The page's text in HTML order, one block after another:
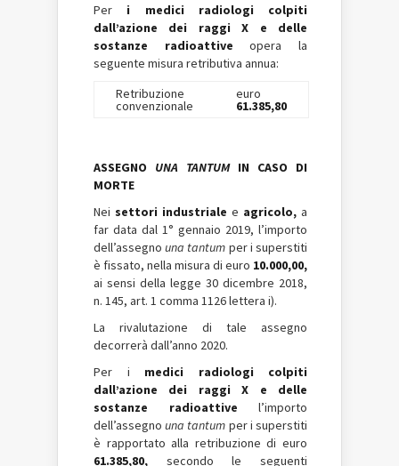
Per i medici radiologi colpiti
dall’azione dei raggi X e delle
sostanze radioattiveopera la
seguente misura retributiva annua:
Retribuzione
convenzionale
euro
61.385,80
ASSEGNO UNA TANTUM IN CASO DI
MORTE
Nei settori industriale e agricolo, a
far data dal 1° gennaio 2019, l’importo
dell’assegnouna tantum per i superstiti
è fissato, nella misura di euro 10.000,00,
ai sensi della legge 30 dicembre 2018,
n. 145, art. 1 comma 1126 lettera i).
La rivalutazione di tale assegno
decorrerà dall’anno 2020.
Per i medici radiologi colpiti
dall’azione dei raggi X e delle
sostanze radioattive l’importo
dell’assegnouna tantum per i superstiti
è rapportato alla retribuzione di euro
61.385,80, secondo le seguenti